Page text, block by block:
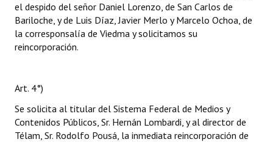
el despido del señor Daniel Lorenzo, de San Carlos de
Bariloche, y de Luis Díaz, Javier Merlo y Marcelo Ochoa, de
la corresponsalía de Viedma y solicitamos su
reincorporación.
Art. 4°)
Se solicita al titular del Sistema Federal de Medios y
Contenidos Públicos, Sr. Hernán Lombardi, y al director de
Télam, Sr. Rodolfo Pousá, la inmediata reincorporación de